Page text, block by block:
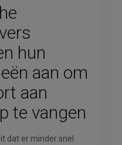
hun
aan om
aan
te vangen
dat er minder snel